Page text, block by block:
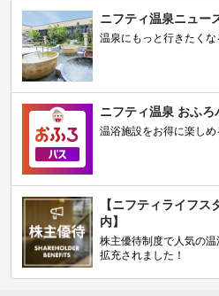
ニフティ温泉ニュー
温泉にもっと行きたく
ニフティ温泉 おふろ
温浴施設をお得に楽し
【ニフティライフ
内】
株主優待制度で人気の
拡充されました！